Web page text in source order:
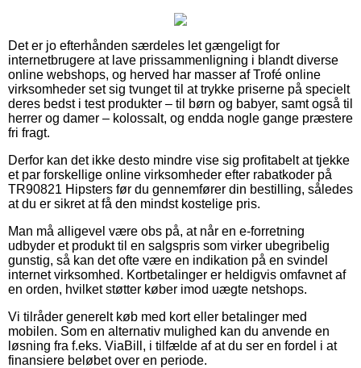
Det er jo efterhånden særdeles let gængeligt for
internetbrugere at lave prissammenligning i blandt diverse
online webshops, og herved har masser af Trofé online
virksomheder set sig tvunget til at trykke priserne på specielt
deres bedst i test produkter – til børn og babyer, samt også til
herrer og damer – kolossalt, og endda nogle gange præstere
fri fragt.
Derfor kan det ikke desto mindre vise sig profitabelt at tjekke
et par forskellige online virksomheder efter rabatkoder på
TR90821 Hipsters før du gennemfører din bestilling, således
at du er sikret at få den mindst kostelige pris.
Man må alligevel være obs på, at når en e-forretning
udbyder et produkt til en salgspris som virker ubegribelig
gunstig, så kan det ofte være en indikation på en svindel
internet virksomhed. Kortbetalinger er heldigvis omfavnet af
en orden, hvilket støtter køber imod uægte netshops.
Vi tilråder generelt køb med kort eller betalinger med
mobilen. Som en alternativ mulighed kan du anvende en
løsning fra f.eks. ViaBill, i tilfælde af at du ser en fordel i at
finansiere beløbet over en periode.